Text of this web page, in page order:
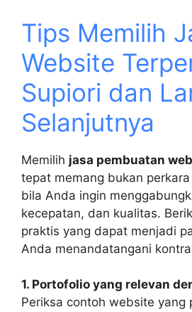
Tips Memilih
Website
Supiori dan
Selanjutnya
Memilih jasa pembuatan
tepat memang bukan
bila Anda ingin
kecepatan, dan kualitas.
praktis yang dapat menjadi
Anda menandatangani
1. Portofolio yang relevan
Periksa contoh website yang